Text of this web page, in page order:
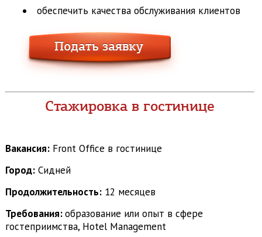
обеспечить качества обслуживания клиентов
Стажировка в гостинице
Вакансия: Front Office в гостинице
Город: Сидней
Продолжительность: 12 месяцев
Требования:образование или опыт в сфере
гостеприимства, Hotel Management